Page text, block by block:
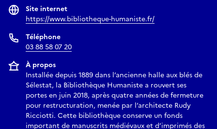
Site internet
https://www.bibliotheque-humaniste.fr/
Téléphone
03 88 58 07 20
À propos
Installée depuis 1889 dans l’ancienne halle aux blés de
Sélestat, la Bibliothèque Humaniste a rouvert ses
portes en juin 2018, après quatre années de fermeture
pour restructuration, menée par l’architecte Rudy
Ricciotti. Cette bibliothèque conserve un fonds
important de manuscrits médiévaux et d’imprimés des